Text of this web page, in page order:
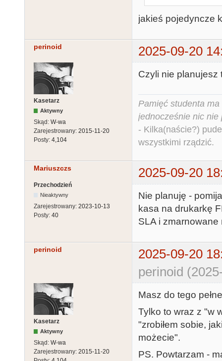
jakieś pojedyncze
perinoid 2025-09-20
Kasetarz
Aktywny
Skąd: W-wa
Zarejestrowany: 2015-11-20
Posty: 4,104
Czyli nie planujesz
Pamięć studenta
jednocześnie nic nie
- Kilka(naście?)
wszystkimi rządzić.
Mariuszczs 2025-09-20
Przechodzień
Nieaktywny
Zarejestrowany: 2023-10-13
Posty: 40
Nie planuję -
kasa na drukarkę
SLA i zmarnowane
perinoid
2025-09-20
perinoid
Kasetarz
Aktywny
Skąd: W-wa
Zarejestrowany: 2015-11-20
Masz do tego
Tylko to wraz z "w
"zrobiłem sobie,
możecie".
PS. Powtarzam -